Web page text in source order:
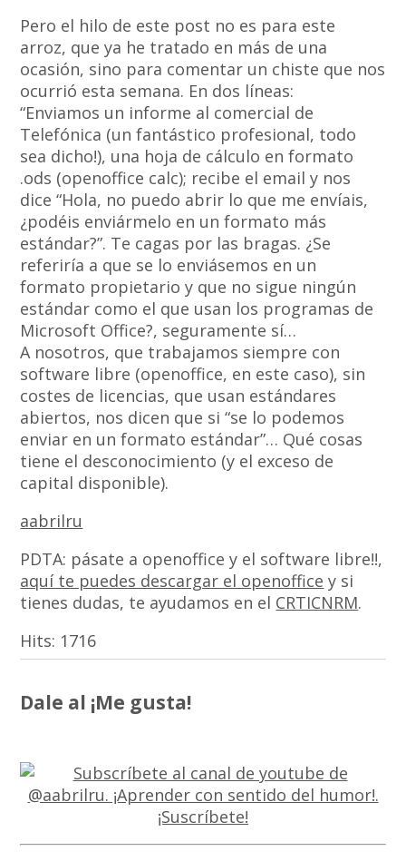
Pero el hilo de este post no es para este
arroz, que ya he tratado en más de una
ocasión, sino para comentar un chiste que nos
ocurrió esta semana. En dos líneas:
“Enviamos un informe al comercial de
Telefónica (un fantástico profesional, todo
sea dicho!), una hoja de cálculo en formato
.ods (openoffice calc); recibe el email y nos
dice “Hola, no puedo abrir lo que me envíais,
¿podéis enviármelo en un formato más
estándar?”. Te cagas por las bragas. ¿Se
referiría a que se lo enviásemos en un
formato propietario y que no sigue ningún
estándar como el que usan los programas de
Microsoft Office?, seguramente sí…
A nosotros, que trabajamos siempre con
software libre (openoffice, en este caso), sin
costes de licencias, que usan estándares
abiertos, nos dicen que si “se lo podemos
enviar en un formato estándar”… Qué cosas
tiene el desconocimiento (y el exceso de
capital disponible).
aabrilru
PDTA: pásate a openoffice y el software libre!!,
aquí te puedes descargar el openoffice y si
tienes dudas, te ayudamos en el CRTICNRM.
Hits: 1716
Dale al ¡Me gusta!